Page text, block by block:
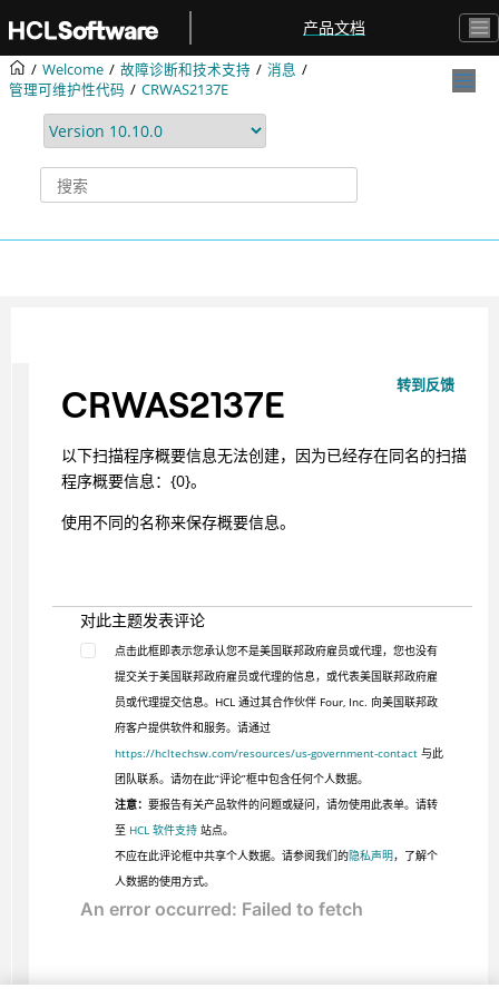
产品文档
Welcome 故障诊断和技术支持
消息
管理可维护性代码
CRWAS2137E
转到反馈
CRWAS2137E
以下扫描程序概要信息无法创建，因为已经存在同名的扫描
程序概要信息：{0}。
使用不同的名称来保存概要信息。
对此主题发表评论
点击此框即表示您承认您不是美国联邦政府雇员或代理，您也没有
提交关于美国联邦政府雇员或代理的信息，或代表美国联邦政府雇
员或代理提交信息。HCL 通过其合作伙伴 Four, Inc. 向美国联邦政
府客户提供软件和服务。请通过
https://hcltechsw.com/resources/us-government-contact与此
团队联系。请勿在此“评论”框中包含任何个人数据。
注意： 要报告有关产品软件的问题或疑问，请勿使用此表单。请转
至 HCL 软件支持站点。
不应在此评论框中共享个人数据。请参阅我们的隐私声明，了解个
人数据的使用方式。